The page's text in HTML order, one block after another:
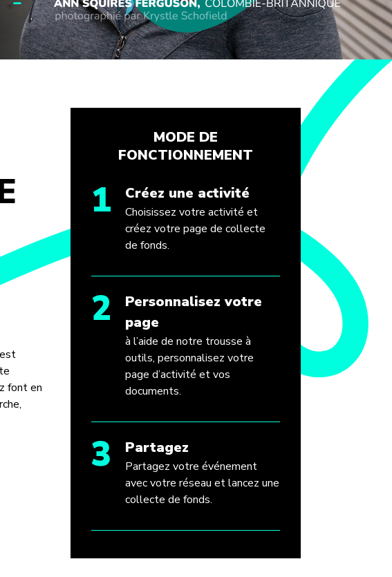
font en
MODE DE
FONCTIONNEMENT
1 Créez une activité
Choisissez votre activité et
créez votre page de collecte
de fonds.
2
Personnalisez votre
page
à l’aide de notre trousse à
outils, personnalisez votre
page d’activité et vos
documents.
3 Partagez
Partagez votre événement
avec votre réseau et lancez une
collecte de fonds.